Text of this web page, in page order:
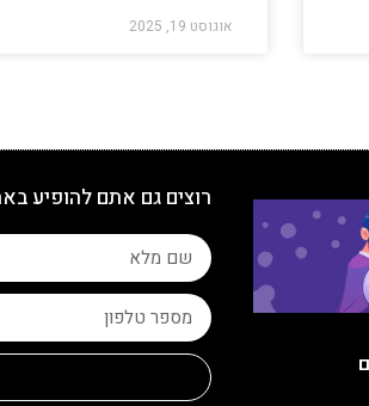
אוגוסט 19, 2025
רוצים גם אתם להופיע